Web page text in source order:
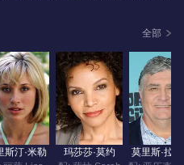
世界的行动。为渗透恐怖组织
老汇新晋演员盖瑞·约翰斯
谍任务。在战队司令官斯鲍茨
莎和乔的协助下，盖瑞混入一
分子的阴谋已开始实施。从
国战队”足迹遍布全球，最终在
密军火买卖的正是该独裁者。
全部
斯汀·米勒
玛莎莎·莫约
莫里斯·拉